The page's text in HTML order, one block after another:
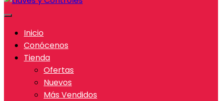
Inicio
Conócenos
Tienda
Ofertas
Nuevos
Más Vendidos